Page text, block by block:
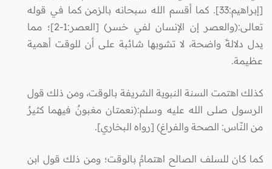
[إبراهيم:33]. كما أقسم الله سبحانه بالزمن كما في قوله
تعالى:(والعصر إن الإنسان لفي خسر) [العصر:1-2]؛ مما
يدل دلالةً واضحة، لا تشوبها شائبة على أن للوقت أهمية
عظيمة.
كذلك اهتمت السنة النبوية الشريفة بالوقت، ومن ذلك قول
الرسول صلى الله عليه وسلم:(نعمتان مغبونٌ فيهما كثيرٌ
من النّاس: الصحة والفراغ) [رواه البخاري].
كما كان للسلف الصالح اهتمامٌ بالوقت؛ ومن ذلك قول ابن